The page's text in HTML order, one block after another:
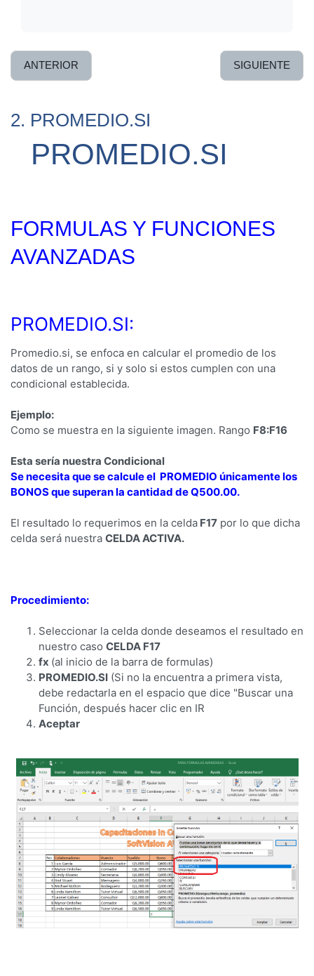
ANTERIOR SIGUIENTE
2. PROMEDIO.SI
PROMEDIO.SI
FORMULAS Y FUNCIONES
AVANZADAS
PROMEDIO.SI:
Promedio.si, se enfoca en calcular el promedio de los
datos de un rango, si y solo si estos cumplen con una
condicional establecida.
Ejemplo:
Como se muestra en la siguiente imagen. Rango F8:F16
Esta sería nuestra Condicional
Se necesita que se calcule el PROMEDIO únicamente los
BONOS que superan la cantidad de Q500.00.
El resultado lo requerimos en la celda F17 por lo que dicha
celda será nuestra CELDA ACTIVA.
Procedimiento:
Seleccionar la celda donde deseamos el resultado en
nuestro caso CELDA F17
fx (al inicio de la barra de formulas)
PROMEDIO.SI (Si no la encuentra a primera vista,
debe redactarla en el espacio que dice "Buscar una
Función, después hacer clic en IR
Aceptar